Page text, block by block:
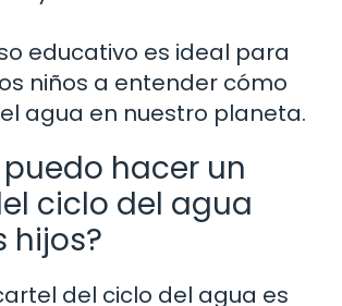
educativo es ideal para
niños a entender cómo
agua en nuestro planeta.
hacer un
ciclo del agua
hijos?
del ciclo del agua es